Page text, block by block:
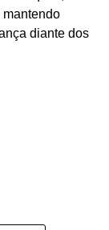
mantendo
diante dos